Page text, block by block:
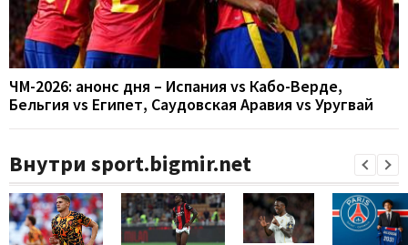
ЧМ-2026: анонс дня – Испания vs Кабо-Верде,
Бельгия vs Египет, Саудовская Аравия vs Уругвай
Внутри sport.bigmir.net